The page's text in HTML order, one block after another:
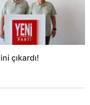
çıkardı!